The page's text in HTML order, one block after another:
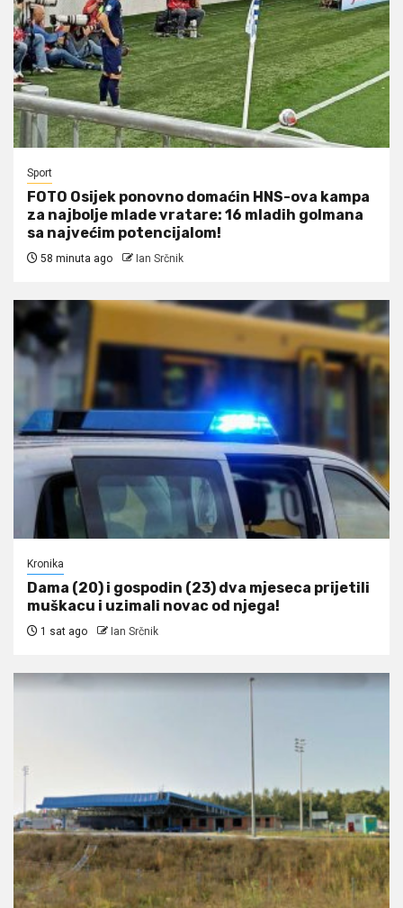
Sport
FOTO Osijek ponovno domaćin HNS-ova kampa
za najbolje mlade vratare: 16 mladih golmana
sa najvećim potencijalom!
58 minuta ago Ian Srčnik
Kronika
Dama (20) i gospodin (23) dva mjeseca prijetili
muškacu i uzimali novac od njega!
1 sat ago Ian Srčnik